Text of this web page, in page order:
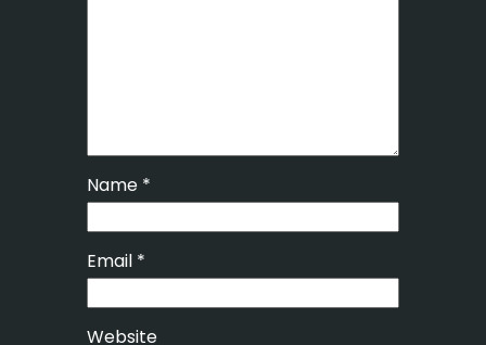
Name *
Email *
Website